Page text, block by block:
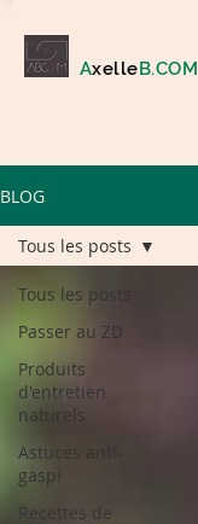
AxelleB.COM
BLOG
Tous les posts
Passer au ZD
Produits
d'entretien
naturels
Astuces anti-
gaspi
Recettes de
Tous les posts